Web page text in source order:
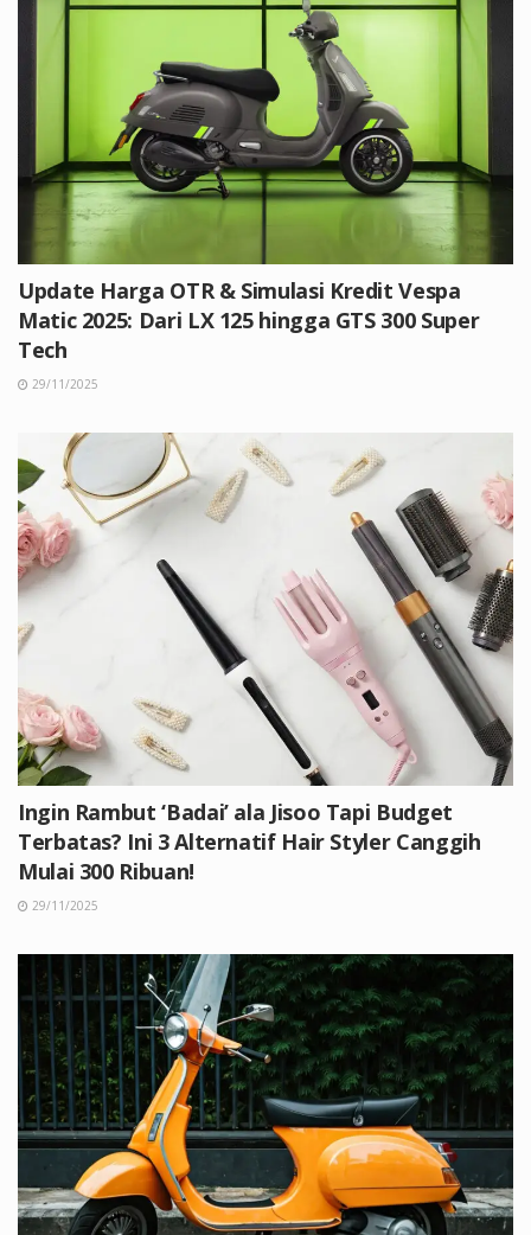
Update Harga OTR & Simulasi Kredit Vespa
Matic 2025: Dari LX 125 hingga GTS 300 Super
Tech
29/11/2025
Ingin Rambut ‘Badai’ ala Jisoo Tapi Budget
Terbatas? Ini 3 Alternatif Hair Styler Canggih
Mulai 300 Ribuan!
29/11/2025